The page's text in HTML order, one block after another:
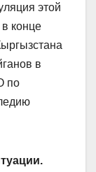
этой
конце
в
по